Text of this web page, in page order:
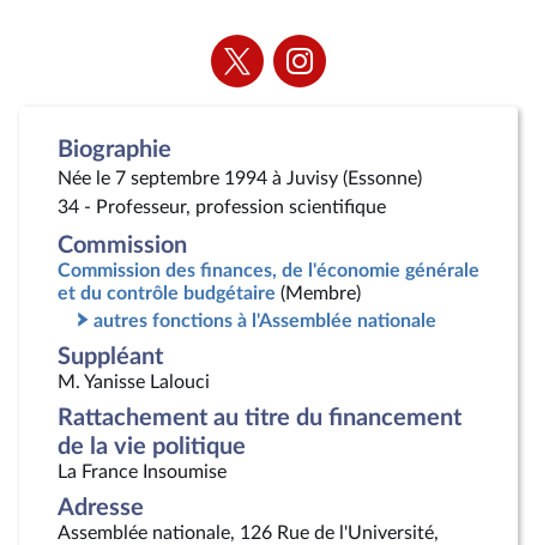
Voir
la
Voir
la
Biographie
Née le 7 septembre 1994 à Juvisy (Essonne)
34 - Professeur, profession scientifique
Commission
Commission des finances, de l'économie générale
et du contrôle budgétaire (Membre)
autres fonctions à l'Assemblée nationale
Suppléant
M. Yanisse Lalouci
Rattachement au titre du financement
de la vie politique
La France Insoumise
Adresse
Assemblée nationale, 126 Rue de l'Université,